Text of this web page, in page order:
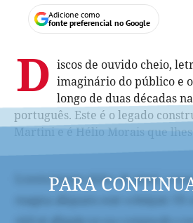
Adicione como
fonte preferencial no Google
D iscos de ouvido cheio,
imaginário do público e
longo de duas décadas
português. Este é o legado
Martini e é Hélio Morais que
PARA